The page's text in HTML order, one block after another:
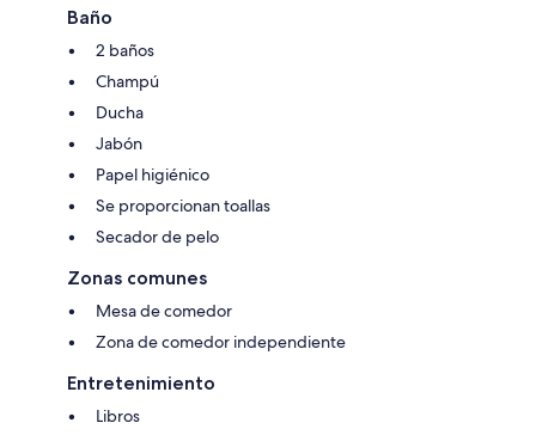
Baño
2 baños
Champú
Ducha
Jabón
Papel higiénico
Se proporcionan toallas
Secador de pelo
Zonas comunes
Mesa de comedor
Zona de comedor independiente
Entretenimiento
Libros